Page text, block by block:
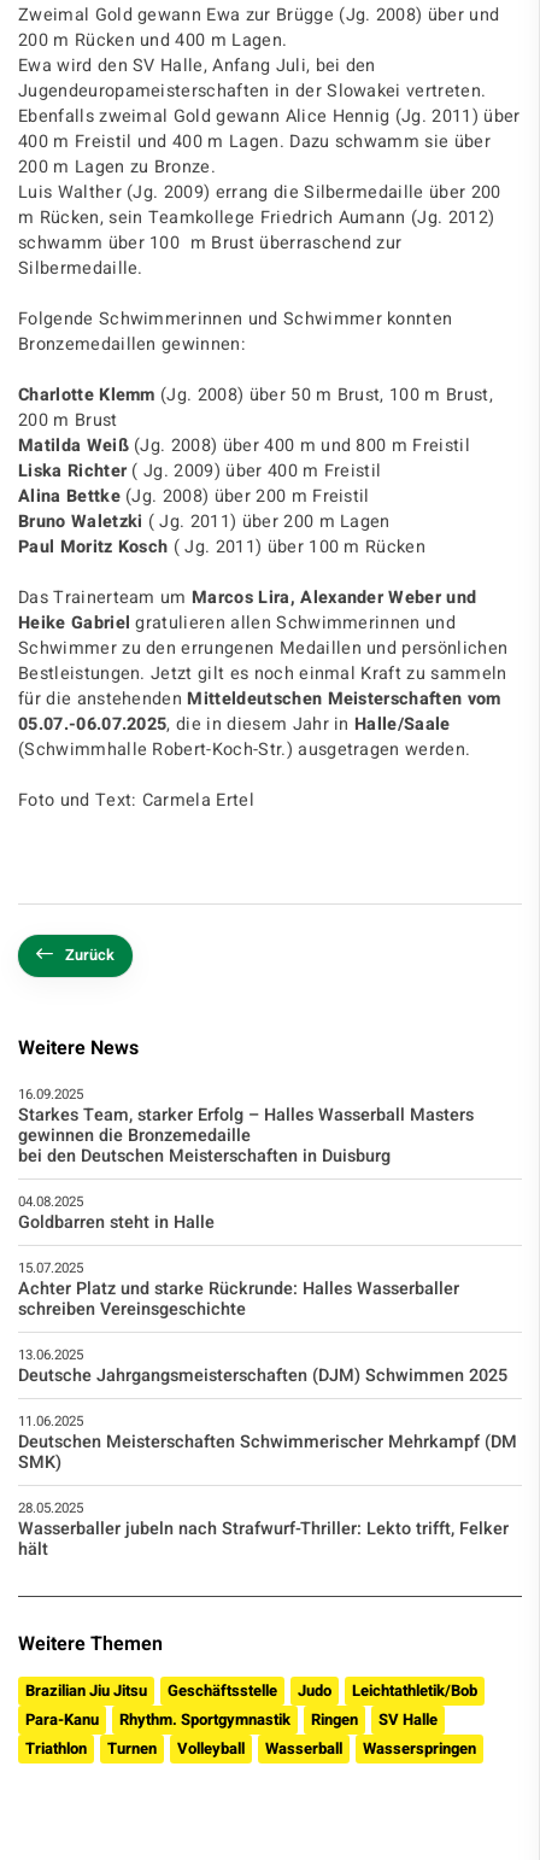
Zweimal Gold gewann Ewa zur Brügge (Jg. 2008) über und
200 m Rücken und 400 m Lagen.
Ewa wird den SV Halle, Anfang Juli, bei den
Jugendeuropameisterschaften in der Slowakei vertreten.
Ebenfalls zweimal Gold gewann Alice Hennig (Jg. 2011) über
400 m Freistil und 400 m Lagen. Dazu schwamm sie über
200 m Lagen zu Bronze.
Luis Walther (Jg. 2009) errang die Silbermedaille über 200
m Rücken, sein Teamkollege Friedrich Aumann (Jg. 2012)
schwamm über 100 m Brust überraschend zur
Silbermedaille.
Folgende Schwimmerinnen und Schwimmer konnten
Bronzemedaillen gewinnen:
Charlotte Klemm (Jg. 2008) über 50 m Brust, 100 m Brust,
200 m Brust
Matilda Weiß(Jg. 2008) über 400 m und 800 m Freistil
Liska Richter ( Jg. 2009) über 400 m Freistil
Alina Bettke(Jg. 2008) über 200 m Freistil
Bruno Waletzki ( Jg. 2011) über 200 m Lagen
Paul Moritz Kosch ( Jg. 2011) über 100 m Rücken
Das Trainerteam umMarcos Lira, Alexander Weber und
Heike Gabriel gratulieren allen Schwimmerinnen und
Schwimmer zu den errungenen Medaillen und persönlichen
Bestleistungen. Jetzt gilt es noch einmal Kraft zu sammeln
für die anstehendenMitteldeutschen Meisterschaften vom
05.07.-06.07.2025, die in diesem Jahr inHalle/Saale
(Schwimmhalle Robert-Koch-Str.) ausgetragen werden.
Foto und Text: Carmela Ertel
Zurück
Weitere News
16.09.2025
Starkes Team, starker Erfolg – Halles Wasserball Masters
gewinnen die Bronzemedaille
bei den Deutschen Meisterschaften in Duisburg
04.08.2025
Goldbarren steht in Halle
15.07.2025
Achter Platz und starke Rückrunde: Halles Wasserballer
schreiben Vereinsgeschichte
13.06.2025
Deutsche Jahrgangsmeisterschaften (DJM) Schwimmen 2025
11.06.2025
Deutschen Meisterschaften Schwimmerischer Mehrkampf (DM
SMK)
28.05.2025
Wasserballer jubeln nach Strafwurf-Thriller: Lekto trifft, Felker
hält
Weitere Themen
Brazilian Jiu Jitsu Geschäftsstelle Judo
Leichtathletik/Bob
Para-Kanu
Rhythm. Sportgymnastik Ringen
SV Halle
Triathlon
Turnen Volleyball Wasserball Wasserspringen